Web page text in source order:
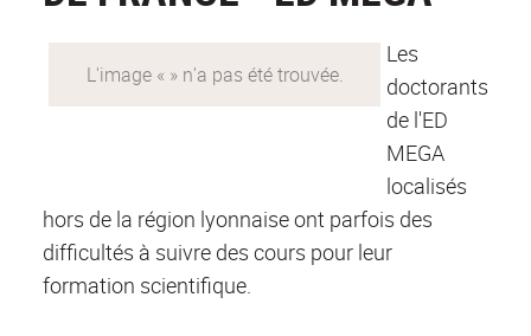
Les
doctorants
de l'ED
MEGA
localisés
hors de la région lyonnaise ont parfois des
difficultés à suivre des cours pour leur
formation scientifique.